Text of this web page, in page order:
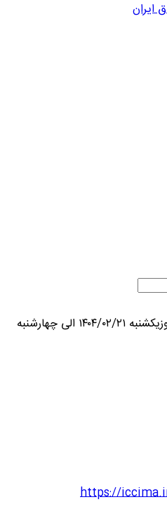
ایران
دستور جلسه هفتگی مجلس از روزیکشنبه ۱۴۰۴/۰۲/۲۱ الی چهارشنبه
https://